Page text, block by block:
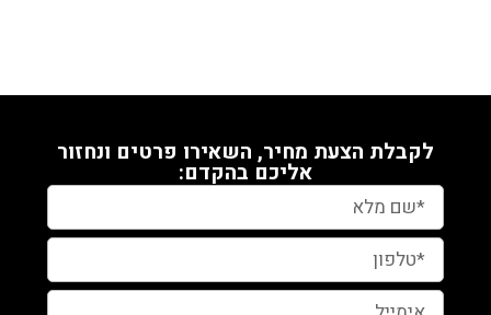
לקבלת הצעת מחיר, השאירו פרטים ונחזור
אליכם בהקדם: